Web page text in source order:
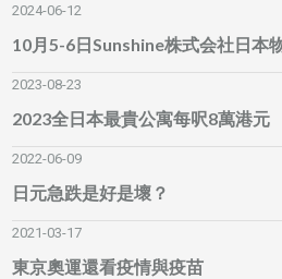
2024-06-12
10月5-6日Sunshine株式会社日本
2023-08-23
2023全日本最貴公寓每呎8萬港元
2022-06-09
日元急跌是好是壞？
2021-03-17
東京奧運還看疫情與疫苗